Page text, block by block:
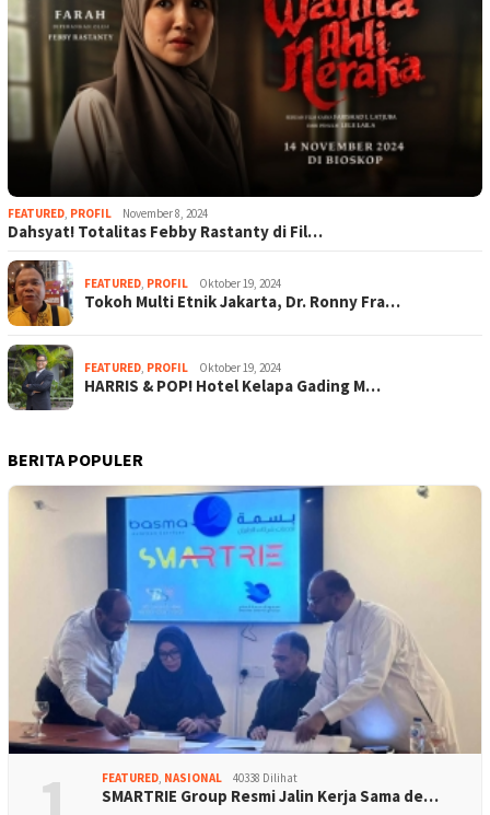
FEATURED, PROFIL November 8, 2024
Dahsyat! Totalitas Febby Rastanty di Fil…
FEATURED, PROFIL Oktober 19, 2024
Tokoh Multi Etnik Jakarta, Dr. Ronny Fra…
FEATURED, PROFIL Oktober 19, 2024
HARRIS & POP! Hotel Kelapa Gading M…
BERITA POPULER
FEATURED, NASIONAL 40338 Dilihat
SMARTRIE Group Resmi Jalin Kerja Sama de…